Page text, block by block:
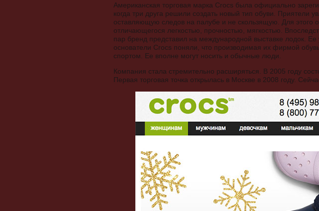
Американская торговая марка Crocs была официально
когда три друга решили создать новый тип обуви. Приятели
оставляющую следов на палубе и не скользящую. Для этого
отличающегося легкостью, прочностью, мягкостью.
пар бренд представил на международной выставке лодок. Ее
основатели Crocs поняли, что производимая их фирмой
спортом. Ее вполне могут носить и обычные люди.
Компания стала стремительно расширяться. В 2005 году
Первая торговая точка открылась в Москве в 2008 году.